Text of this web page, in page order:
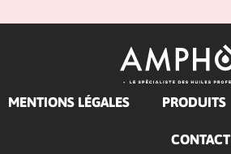
MENTIONS LÉGALES PRODUITS
CONTACT